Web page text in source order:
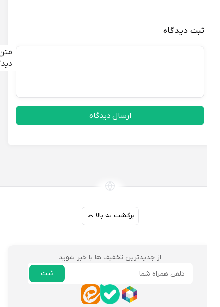
ثبت دیدگاه
متن
دیدگاه
ارسال دیدگاه
برگشت به بالا
از جدیدترین تخفیف ها با خبر شوید